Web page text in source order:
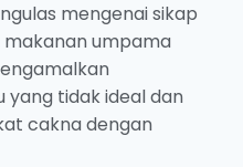
mengenai sikap
umpama
tidak ideal dan
cakna dengan